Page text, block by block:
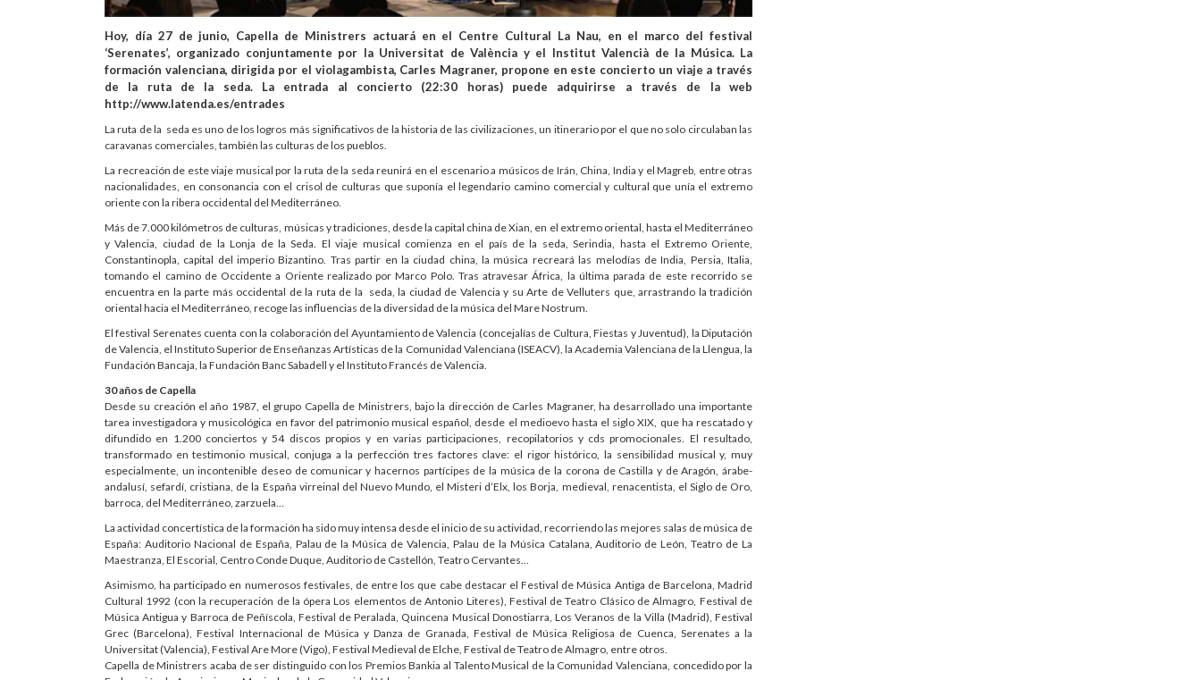
Hoy, día 27 de junio, Capella de Ministrers actuará en el Centre Cultural La Nau, en el marco del festival
‘Serenates’, organizado conjuntamente por la Universitat de València y el Institut Valencià de la Música. La
formación valenciana, dirigida por el violagambista, Carles Magraner, propone en este concierto un viaje a través
de la ruta de la seda. La entrada al concierto (22:30 horas) puede adquirirse a través de la web
http://www.latenda.es/entrades
La ruta de la seda es uno de los logros más significativos de la historia de las civilizaciones, un itinerario por el que no solo circulaban las
caravanas comerciales, también las culturas de los pueblos.
La recreación de este viaje musical por la ruta de la seda reunirá en el escenario a músicos de Irán, China, India y el Magreb, entre otras
nacionalidades, en consonancia con el crisol de culturas que suponía el legendario camino comercial y cultural que unía el extremo
oriente con la ribera occidental del Mediterráneo.
Más de 7.000 kilómetros de culturas, músicas y tradiciones, desde la capital china de Xian, en el extremo oriental, hasta el Mediterráneo
y Valencia, ciudad de la Lonja de la Seda. El viaje musical comienza en el país de la seda, Serindia, hasta el Extremo Oriente,
Constantinopla, capital del imperio Bizantino. Tras partir en la ciudad china, la música recreará las melodías de India, Persia, Italia,
tomando el camino de Occidente a Oriente realizado por Marco Polo. Tras atravesar África, la última parada de este recorrido se
encuentra en la parte más occidental de la ruta de la seda, la ciudad de Valencia y su Arte de Velluters que, arrastrando la tradición
oriental hacia el Mediterráneo, recoge las influencias de la diversidad de la música del Mare Nostrum.
El festival Serenates cuenta con la colaboración del Ayuntamiento de Valencia (concejalías de Cultura, Fiestas y Juventud), la Diputación
de Valencia, el Instituto Superior de Enseñanzas Artísticas de la Comunidad Valenciana (ISEACV), la Academia Valenciana de la Llengua, la
Fundación Bancaja, la Fundación Banc Sabadell y el Instituto Francés de Valencia.
30 años de Capella
Desde su creación el año 1987, el grupo Capella de Ministrers, bajo la dirección de Carles Magraner, ha desarrollado una importante
tarea investigadora y musicológica en favor del patrimonio musical español, desde el medioevo hasta el siglo XIX, que ha rescatado y
difundido en 1.200 conciertos y 54 discos propios y en varias participaciones, recopilatorios y cds promocionales. El resultado,
transformado en testimonio musical, conjuga a la perfección tres factores clave: el rigor histórico, la sensibilidad musical y, muy
especialmente, un incontenible deseo de comunicar y hacernos partícipes de la música de la corona de Castilla y de Aragón, árabe-
andalusí, sefardí, cristiana, de la España virreinal del Nuevo Mundo, el Misteri d’Elx, los Borja, medieval, renacentista, el Siglo de Oro,
barroca, del Mediterráneo, zarzuela...
La actividad concertística de la formación ha sido muy intensa desde el inicio de su actividad, recorriendo las mejores salas de música de
España: Auditorio Nacional de España, Palau de la Música de Valencia, Palau de la Música Catalana, Auditorio de León, Teatro de La
Maestranza, El Escorial, Centro Conde Duque, Auditorio de Castellón, Teatro Cervantes...
Asimismo, ha participado en numerosos festivales, de entre los que cabe destacar el Festival de Música Antiga de Barcelona, Madrid
Cultural 1992 (con la recuperación de la ópera Los elementos de Antonio Literes), Festival de Teatro Clásico de Almagro, Festival de
Música Antigua y Barroca de Peñíscola, Festival de Peralada, Quincena Musical Donostiarra, Los Veranos de la Villa (Madrid), Festival
Grec (Barcelona), Festival Internacional de Música y Danza de Granada, Festival de Música Religiosa de Cuenca, Serenates a la
Universitat (Valencia), Festival Are More (Vigo), Festival Medieval de Elche, Festival de Teatro de Almagro, entre otros.
Capella de Ministrers acaba de ser distinguido con los Premios Bankia al Talento Musical de la Comunidad Valenciana, concedido por la